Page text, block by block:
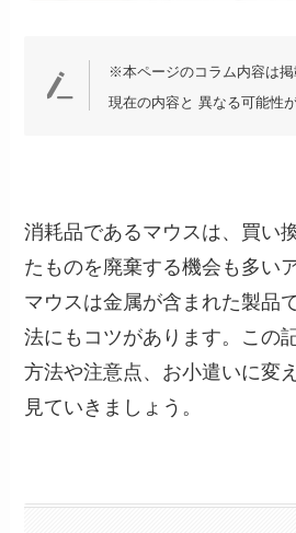
※本ページのコラム内容は掲
現在の内容と 異なる可能性
消耗品であるマウスは、買い
たものを廃棄する機会も多い
マウスは金属が含まれた製品
法にもコツがあります。この
方法や注意点、お小遣いに変
見ていきましょう。